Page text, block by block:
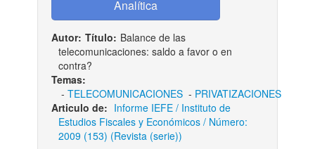
Autor: Título: Balance de las
telecomunicaciones: saldo a favor o en
contra?
Temas:
- TELECOMUNICACIONES- PRIVATIZACIONES
Articulo de: Informe IEFE / Instituto de
Estudios Fiscales y Económicos / Número:
2009 (153) (Revista (serie))